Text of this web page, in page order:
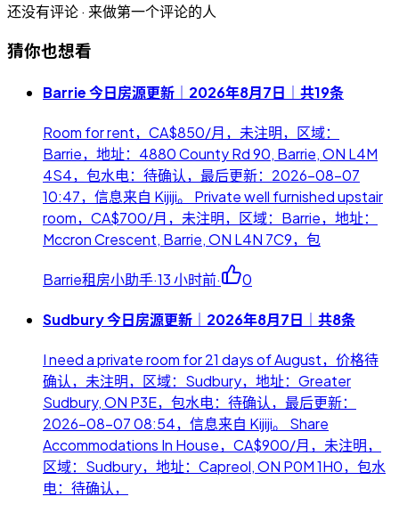
还没有评论 · 来做第一个评论的人
猜你也想看
Barrie 今日房源更新｜2026年8月7日｜共19条
Room for rent，CA$850/月，未注明，区域：
Barrie，地址：4880 County Rd 90, Barrie, ON L4M
4S4，包水电：待确认，最后更新：2026-08-07
10:47，信息来自 Kijiji。 Private well furnished upstair
room，CA$700/月，未注明，区域：Barrie，地址：
Mccron Crescent, Barrie, ON L4N 7C9，包
Barrie租房小助手·13 小时前· 0
Sudbury 今日房源更新｜2026年8月7日｜共8条
I need a private room for 21 days of August，价格待
确认，未注明，区域：Sudbury，地址：Greater
Sudbury, ON P3E，包水电：待确认，最后更新：
2026-08-07 08:54，信息来自 Kijiji。 Share
Accommodations In House，CA$900/月，未注明，
区域：Sudbury，地址：Capreol, ON P0M 1H0，包水
电：待确认，